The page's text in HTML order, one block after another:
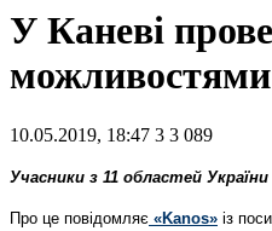
У Каневі
можливостями
10.05.2019, 18:47 3 3 089
Учасники з 11 областей
Про це повідомляє «Kanos» із